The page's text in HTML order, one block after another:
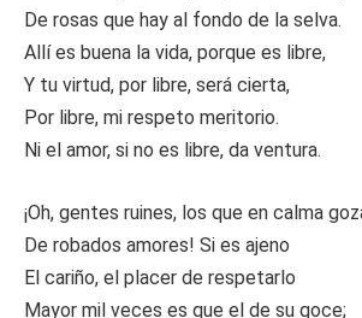
De rosas que hay al fondo de la selva.
Allí es buena la vida, porque es libre,
Y tu virtud, por libre, será cierta,
Por libre, mi respeto meritorio.
Ni el amor, si no es libre, da ventura.
¡Oh, gentes ruines, los que en calma
De robados amores! Si es ajeno
El cariño, el placer de respetarlo
Mayor mil veces es que el de su goce;